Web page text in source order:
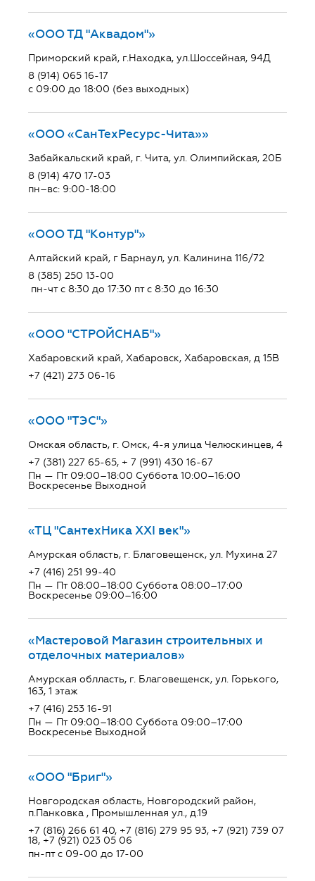
«ООО ТД "Аквадом"»
Приморский край, г.Находка, ул.Шоссейная, 94Д
8 (914) 065 16-17
с 09:00 до 18:00 (без выходных)
«ООО «СанТехРесурс-Чита»»
Забайкальский край, г. Чита, ул. Олимпийская, 20Б
8 (914) 470 17-03
пн–вс: 9:00-18:00
«ООО ТД "Контур"»
Алтайский край, г Барнаул, ул. Калинина 116/72
8 (385) 250 13-00
пн-чт с 8:30 до 17:30 пт с 8:30 до 16:30
«ООО "СТРОЙСНАБ"»
Хабаровский край, Хабаровск, Хабаровская, д 15В
+7 (421) 273 06-16
«ООО "ТЭС"»
Омская область, г. Омск, 4-я улица Челюскинцев, 4
+7 (381) 227 65-65, + 7 (991) 430 16-67
Пн — Пт 09:00–18:00 Суббота 10:00–16:00
Воскресенье Выходной
«ТЦ "СантехНика ХХI век"»
Амурская область, г. Благовещенск, ул. Мухина 27
+7 (416) 251 99-40
Пн — Пт 08:00–18:00 Суббота 08:00–17:00
Воскресенье 09:00–16:00
«Мастеровой Магазин строительных и
отделочных материалов»
Амурская облласть, г. Благовещенск, ул. Горького,
163, 1 этаж
+7 (416) 253 16-91
Пн — Пт 09:00–18:00 Суббота 09:00–17:00
Воскресенье Выходной
«ООО "Бриг"»
Новгородская область, Новгородский район,
п.Панковка , Промышленная ул., д.19
+7 (816) 266 61 40, +7 (816) 279 95 93, +7 (921) 739 07
18, +7 (921) 023 05 06
пн-пт с 09-00 до 17-00